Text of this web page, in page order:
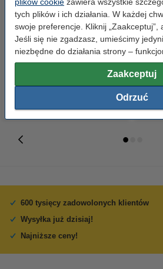
tych plików i ich działania. W każdej
swoje preferencje. Kliknij „Zaakceptuj”,
Jeśli się nie zgadzasz, umieścimy
niezbędne do działania strony –
Zaakceptuj
Odrzuć
Etykiety wysyłkowe A6 (105 x
148 mm), 100 etykiet, 123drukuj
14,90 zł z VAT
600 tysięcy zadowolonych klientów
Wysyłka już dzisiaj!
Najniższe ceny!